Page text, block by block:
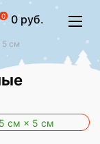
0 0 руб.
см